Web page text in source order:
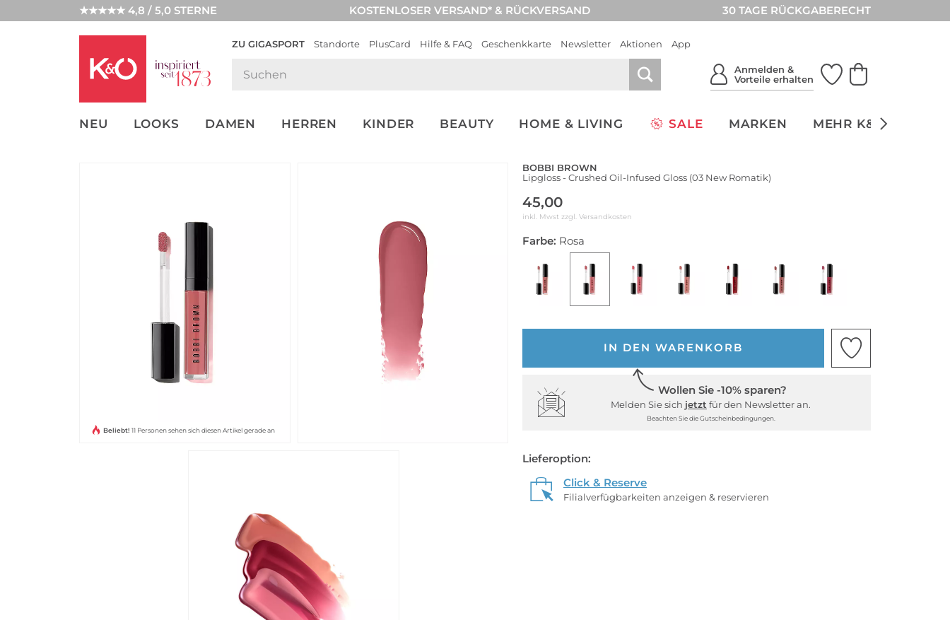
★★★★★ 4,8 / 5,0 STERNE KOSTENLOSER VERSAND* & RÜCKVERSAND 30 TAGE RÜCKGABERECHT
ZU GIGASPORT Standorte PlusCard Hilfe & FAQ Geschenkkarte Newsletter Aktionen App
Anmelden &
Vorteile erhalten
NEU LOOKS DAMEN HERREN KINDER BEAUTY HOME & LIVING SALE MARKEN MEHR K&Ö
UNSERE APP
CLICK &
Beliebt! 11 Personen sehen sich diesen Artikel gerade an
BOBBI BROWN
Lipgloss - Crushed Oil-Infused Gloss (03 New Romatik)
45,00
inkl. Mwst zzgl. Versandkosten
Farbe: Rosa
IN DEN WARENKORB
Wollen Sie -10% sparen?
Melden Sie sich jetzt für den Newsletter an.
Beachten Sie die Gutscheinbedingungen.
Lieferoption:
Click & Reserve
Filialverfügbarkeiten anzeigen & reservieren